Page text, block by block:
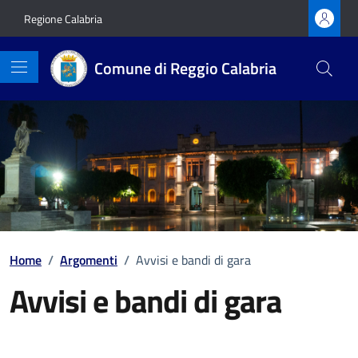
Regione Calabria
Comune di Reggio Calabria
Home / Argomenti / Avvisi e bandi di gara
Avvisi e bandi di gara